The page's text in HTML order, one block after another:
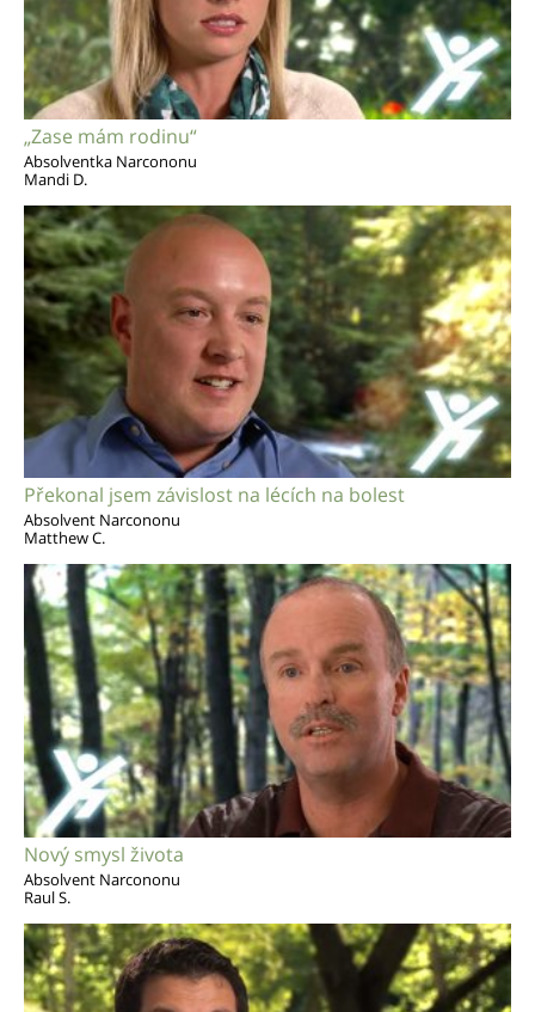
„Zase mám rodinu“
Absolventka Narcononu
Mandi D.
Překonal jsem závislost na lécích na bolest
Absolvent Narcononu
Matthew C.
Nový smysl života
Absolvent Narcononu
Raul S.